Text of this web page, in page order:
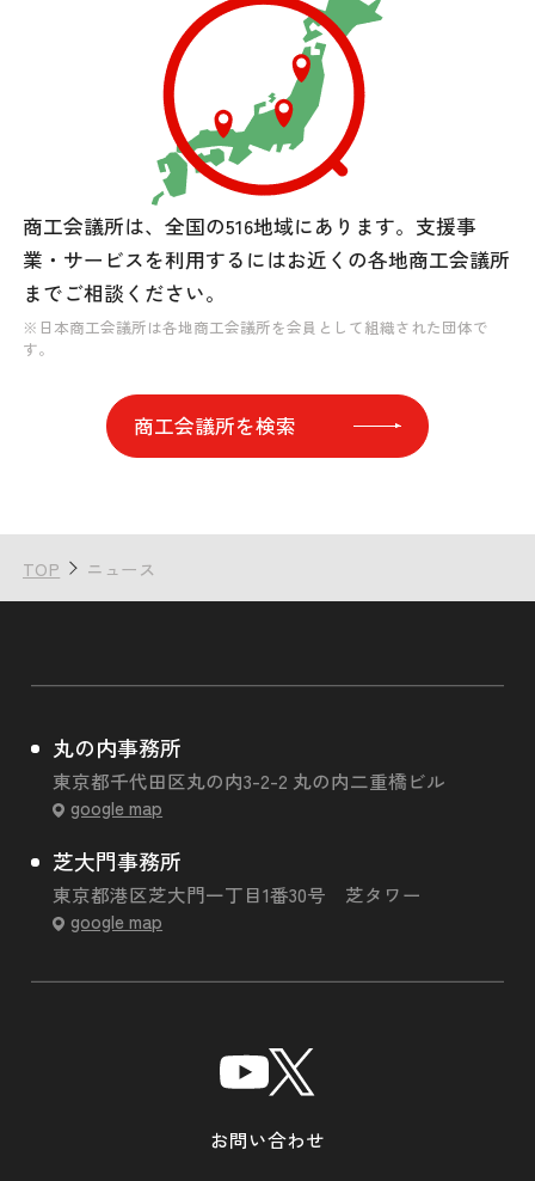
商工会議所は、全国の516地域にあります。 支援事
業・サービスを利用するにはお近くの各地商工会議所
までご相談ください。
※日本商工会議所は各地商工会議所を会員として組織された団体で
す。
商工会議所を検索
TOP ニュース
丸の内事務所
東京都千代田区丸の内3-2-2 丸の内二重橋ビル
google map
芝大門事務所
東京都港区芝大門一丁目1番30号 芝タワー
google map
お問い合わせ